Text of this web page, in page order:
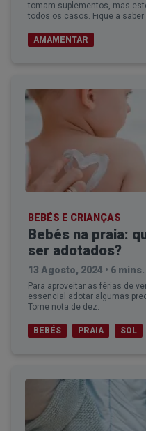
tomam suplementos, mas
todos os casos. Fique a saber
AMAMENTAR
BEBÉS E CRIANÇAS
Bebés na praia:
ser adotados?
13 Agosto, 2024 • 6
Para aproveitar as férias de
essencial adotar algumas
Tome nota de dez.
BEBÉS PRAIA SOL